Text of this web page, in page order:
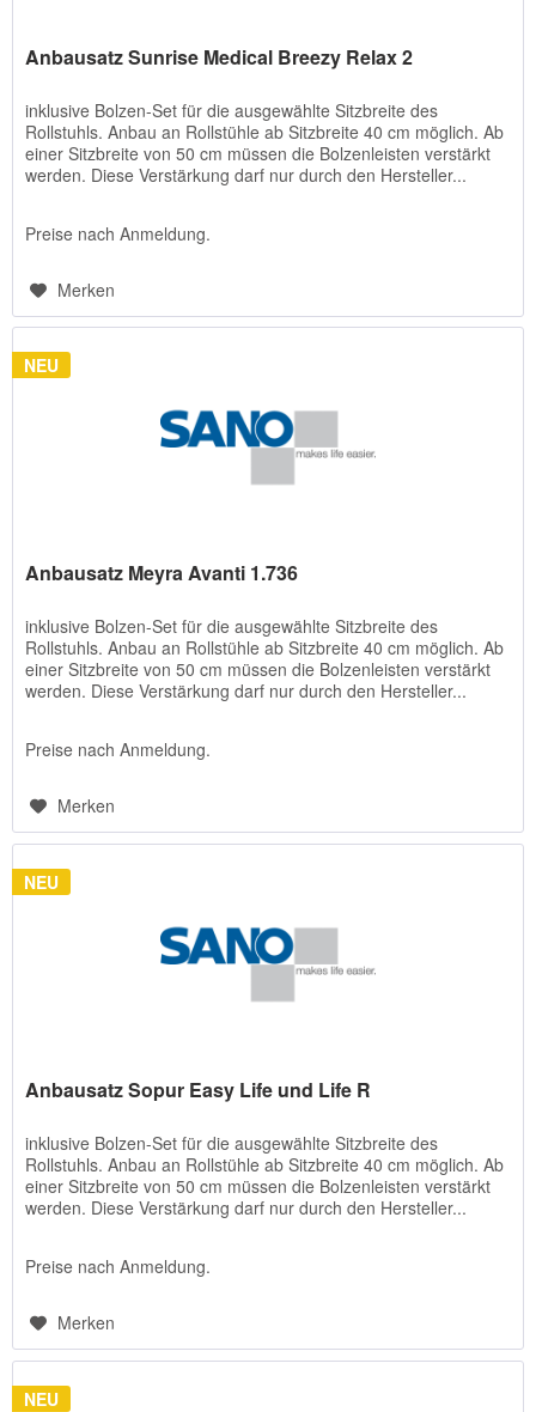
Anbausatz Sunrise Medical Breezy Relax 2
inklusive Bolzen-Set für die ausgewählte Sitzbreite des
Rollstuhls. Anbau an Rollstühle ab Sitzbreite 40 cm möglich. Ab
einer Sitzbreite von 50 cm müssen die Bolzenleisten verstärkt
werden. Diese Verstärkung darf nur durch den Hersteller...
Preise nach Anmeldung.
Merken
NEU
Anbausatz Meyra Avanti 1.736
inklusive Bolzen-Set für die ausgewählte Sitzbreite des
Rollstuhls. Anbau an Rollstühle ab Sitzbreite 40 cm möglich. Ab
einer Sitzbreite von 50 cm müssen die Bolzenleisten verstärkt
werden. Diese Verstärkung darf nur durch den Hersteller...
Preise nach Anmeldung.
Merken
NEU
Anbausatz Sopur Easy Life und Life R
inklusive Bolzen-Set für die ausgewählte Sitzbreite des
Rollstuhls. Anbau an Rollstühle ab Sitzbreite 40 cm möglich. Ab
einer Sitzbreite von 50 cm müssen die Bolzenleisten verstärkt
werden. Diese Verstärkung darf nur durch den Hersteller...
Preise nach Anmeldung.
Merken
NEU